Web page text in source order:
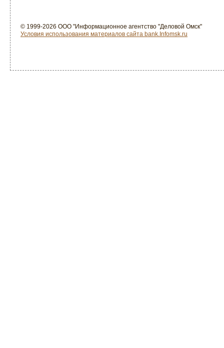
© 1999-2026 ООО "Информационное агентство "Деловой Омск"
Условия использования материалов сайта bank.Infomsk.ru